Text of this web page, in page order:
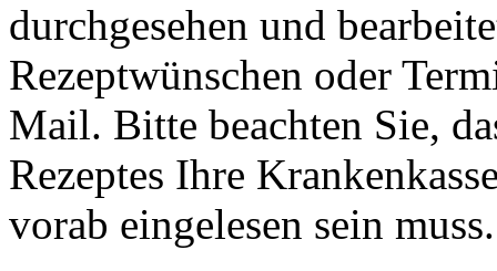
durchgesehen und
Rezeptwünschen oder
Mail. Bitte beachten Sie,
Rezeptes Ihre
vorab eingelesen sein muss.